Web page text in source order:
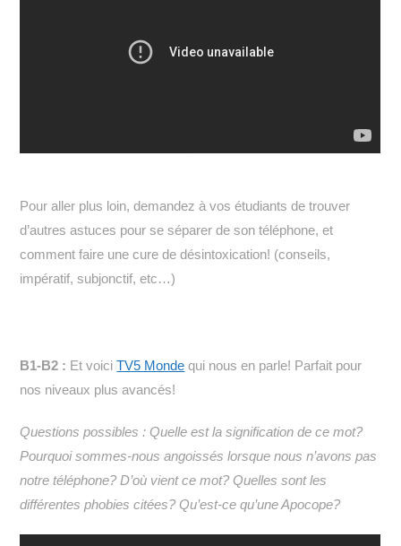
Pour aller plus loin, demandez à vos étudiants de trouver
d’autres astuces pour se séparer de son téléphone, et
comment faire une cure de désintoxication! (conseils,
impératif, subjonctif, etc…)
B1-B2 : Et voiciTV5 Monde qui nous en parle! Parfait pour
nos niveaux plus avancés!
Questions possibles : Quelle est la signification de ce mot?
Pourquoi sommes-nous angoissés lorsque nous n’avons pas
notre téléphone? D’où vient ce mot? Quelles sont les
différentes phobies citées? Qu’est-ce qu’une Apocope?